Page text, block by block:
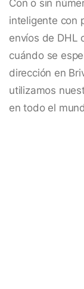
Con o sin
inteligente con
envíos de DHL
cuándo se
dirección en
utilizamos
en todo el